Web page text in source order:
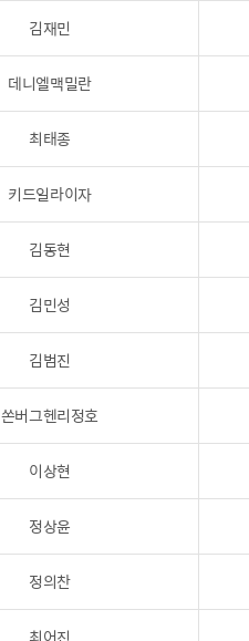
김재민
데니엘맥밀란
최태종
키드일라이자
김동현
김민성
김범진
쏜버그헨리정호
이상현
정상윤
정의찬